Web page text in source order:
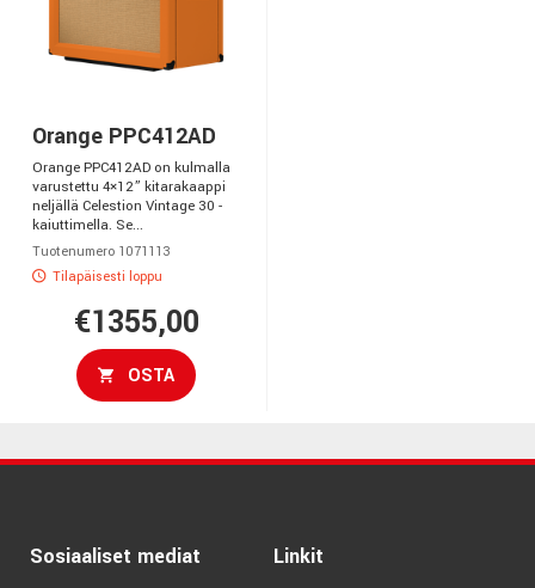
Orange PPC412AD
Orange PPC412AD on kulmalla
varustettu 4×12” kitarakaappi
neljällä Celestion Vintage 30 -
kaiuttimella. Se...
Tuotenumero 1071113
Tilapäisesti loppu
€1355,00
OSTA
Sosiaaliset mediat Linkit